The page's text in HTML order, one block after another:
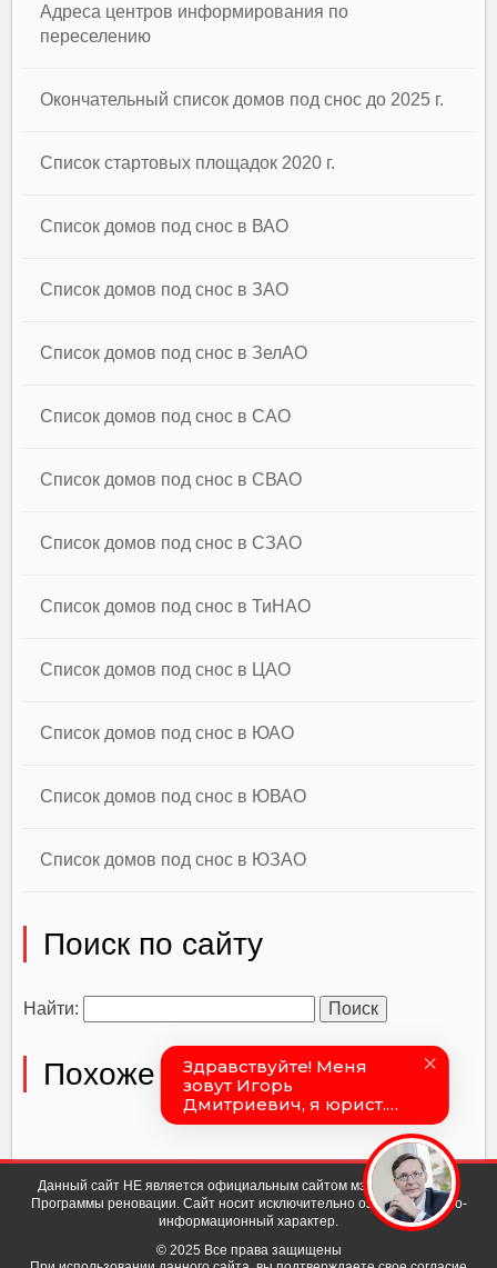
Адреса центров информирования по
переселению
Окончательный список домов под снос до 2025 г.
Список стартовых площадок 2020 г.
Список домов под снос в ВАО
Список домов под снос в ЗАО
Список домов под снос в ЗелАО
Список домов под снос в САО
Список домов под снос в СВАО
Список домов под снос в СЗАО
Список домов под снос в ТиНАО
Список домов под снос в ЦАО
Список домов под снос в ЮАО
Список домов под снос в ЮВАО
Список домов под снос в ЮЗАО
Поиск по сайту
Найти:
Похоже Вы искали
Данный сайт НЕ является официальным сайтом мэра Москвы или
Программы реновации. Сайт носит исключительно ознакомительно-
информационный характер.
© 2025 Все права защищены